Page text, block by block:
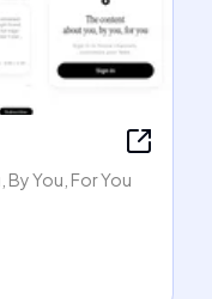
You, For You